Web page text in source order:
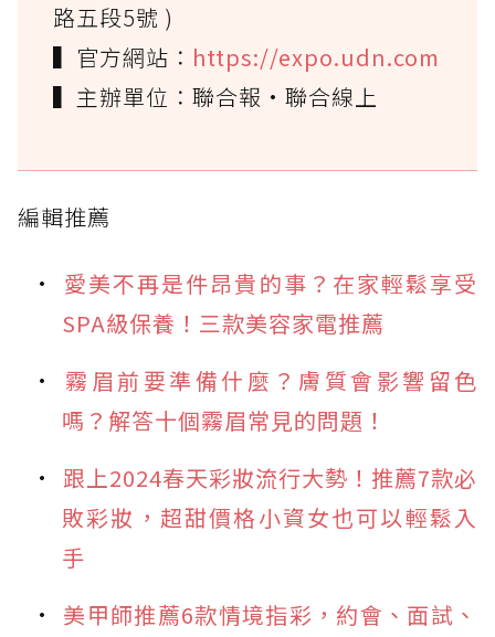
路五段5號 )
▍官方網站： https://expo.udn.com
▍主辦單位：聯合報·聯合線上
編輯推薦
愛美不再是件昂貴的事？在家輕鬆享受
SPA級保養！三款美容家電推薦
霧眉前要準備什麼？膚質會影響留色
嗎？解答十個霧眉常見的問題！
跟上2024春天彩妝流行大勢！推薦7款必
敗彩妝，超甜價格小資女也可以輕鬆入
手
美甲師推薦6款情境指彩，約會、面試、